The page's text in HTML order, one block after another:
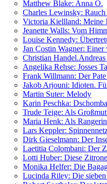
Matthew Blake: Anna O.
Charles Lewinsky: Rauch
Victoria Kiellland: Meine
Jeanette Walls: Vom
Louise Kennedy:
Jan Costin Wagner:
Christian
Angelika Rehse: Josses
Frank Willmann: Der
Jakob Arjouni: Idioten.
Martin Suter: Melody
Karin Peschka: Dschomba
Trude Teige: Als
Maria Henk: Als
Lars Keppler:
Dirk Gieselmann: Der
Laetitia Colombani: Der
Lotti Huber: Diese
Monika Helfer: Die
Lucinda Riley: Die